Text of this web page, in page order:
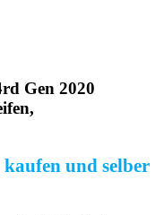
Gen 2020
und selber